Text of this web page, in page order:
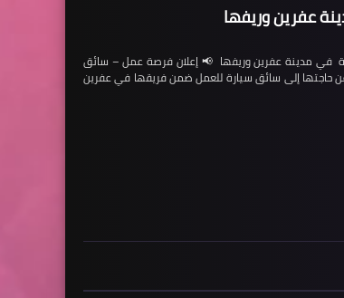
عفرين وريفها
مدينة عفرين وريفها 📢 إعلان فرصة عمل – سائق
حاجتها إلى سائق سيارة للعمل ضمن فريقها في عفرين